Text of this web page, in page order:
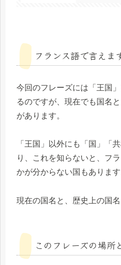
フランス語で言えま
今回のフレーズには「王国
るのですが、現在でも国名
があります。
「王国」以外にも「国」「
り、これを知らないと、フ
かが分からない国もあります
現在の国名と、歴史上の国
このフレーズの場所